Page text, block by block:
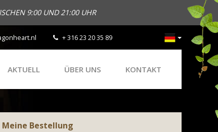
9:00 UND 21:00 UHR
+ 316 23 20 35 89
AKTUELL ÜBER UNS KONTAKT
Meine Bestellung